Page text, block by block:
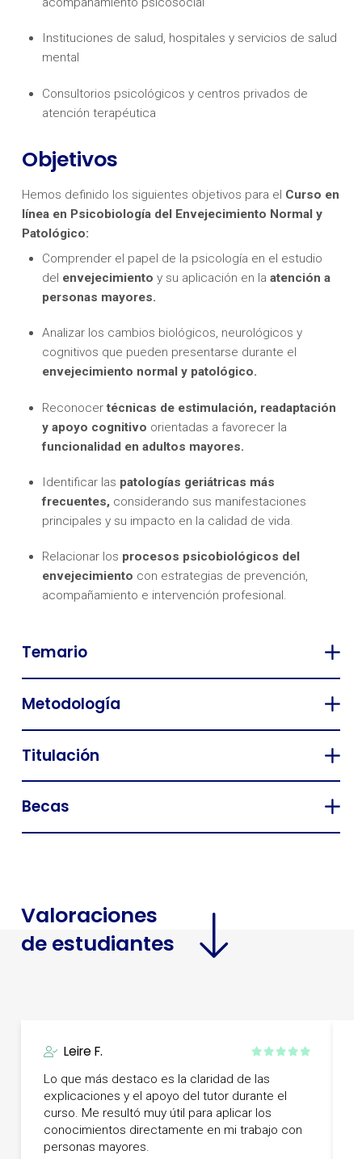
Instituciones de salud, hospitales y servicios de salud
mental
Consultorios psicológicos y centros privados de
atención terapéutica
Objetivos
Hemos definido los siguientes objetivos para el Curso en
línea en Psicobiología del Envejecimiento Normal y
Patológico:
Comprender el papel de la psicología en el estudio
del envejecimiento y su aplicación en laatención a
personas mayores.
Analizar los cambios biológicos, neurológicos y
cognitivos que pueden presentarse durante el
envejecimiento normal y patológico.
Reconocertécnicas de estimulación, readaptación
y apoyo cognitivo orientadas a favorecer la
funcionalidad en adultos mayores.
Identificar las patologías geriátricas más
frecuentes, considerando sus manifestaciones
principales y su impacto en la calidad de vida.
Relacionar los procesos psicobiológicos del
envejecimiento con estrategias de prevención,
acompañamiento e intervención profesional.
Temario
Metodología
Titulación
Becas
Valoraciones
de estudiantes
Leire F.
Lo que más destaco es la claridad de las
explicaciones y el apoyo del tutor durante el
curso. Me resultó muy útil para aplicar los
conocimientos directamente en mi trabajo con
personas mayores.